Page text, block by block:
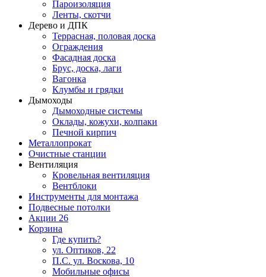
Пароизоляция
Ленты, скотчи
Дерево и ДПК
Террасная, половая доска
Ограждения
Фасадная доска
Брус, доска, лаги
Вагонка
Клумбы и грядки
Дымоходы
Дымоходные системы
Оклады, кожухи, колпаки
Печной кирпич
Металлопрокат
Очистные станции
Вентиляция
Кровельная вентиляция
Вентблоки
Инструменты для монтажа
Подвесные потолки
Акции 26
Корзина
Где купить?
ул. Оптиков, 22
П.С. ул. Воскова, 10
Мобильные офисы